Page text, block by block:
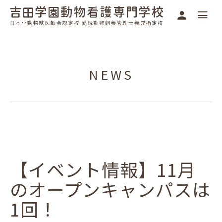
NEWS
【イベント情報】11月
のオープンキャンパスは
1回！